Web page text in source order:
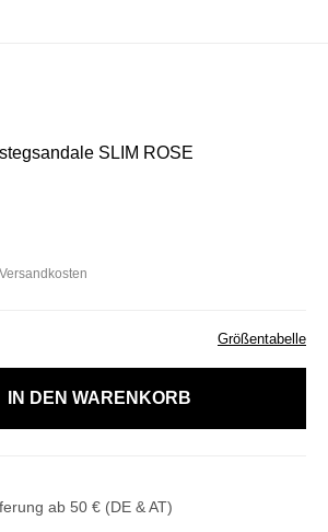
SLIM ROSE
Größentabelle
IN DEN WARENKORB
ab 50 € (DE & AT)